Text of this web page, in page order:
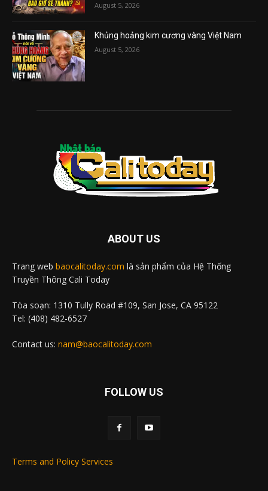
August 5, 2026
Khủng hoảng kim cương vàng Việt Nam
August 5, 2026
ABOUT US
Trang web baocalitoday.com là sản phẩm của Hệ Thống
Truyền Thông Cali Today
Tòa soạn: 1310 Tully Road #109, San Jose, CA 95122
Tel: (408) 482-6527
Contact us: nam@baocalitoday.com
FOLLOW US
Terms and Policy Services